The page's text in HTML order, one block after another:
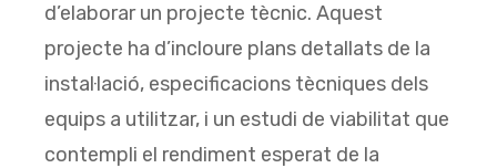
d’elaborar un projecte tècnic. Aquest
projecte ha d’incloure plans detallats de la
instal·lació, especificacions tècniques dels
equips a utilitzar, i un estudi de viabilitat que
contempli el rendiment esperat de la